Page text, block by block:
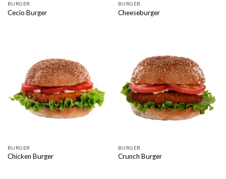
BURGER
Cecio Burger
BURGER
Cheeseburger
BURGER
Chicken Burger
BURGER
Crunch Burger